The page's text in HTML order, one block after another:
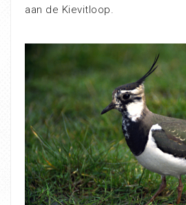
aan de Kievitloop.